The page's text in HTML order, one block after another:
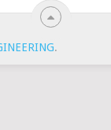
.